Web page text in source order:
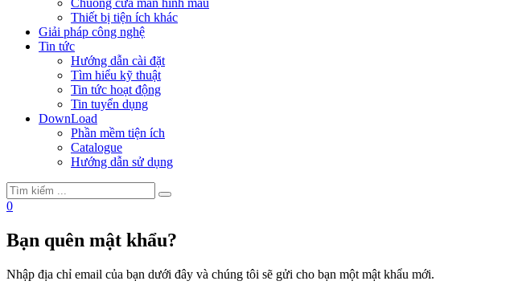
Chuông cửa màn hình màu
Thiết bị tiện ích khác
Giải pháp công nghệ
Tin tức
Hướng dẫn cài đặt
Tìm hiểu kỹ thuật
Tin tức hoạt động
Tin tuyển dụng
DownLoad
Phần mềm tiện ích
Catalogue
Hướng dẫn sử dụng
0
Bạn quên mật khẩu?
Nhập địa chỉ email của bạn dưới đây và chúng tôi sẽ gửi cho bạn một mật khẩu mới.